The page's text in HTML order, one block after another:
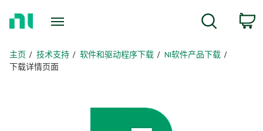
主页 技术支持 软件和驱动程序下载
NI软件产品下载
下载详情页面